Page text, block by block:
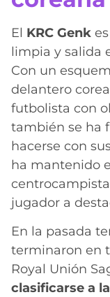
El KRC Genk
limpia y salida
Con un
delantero
futbolista con
también se ha
hacerse con
ha mantenido
centrocampista
jugador a
En la pasada
terminaron en
Royal Unión
clasificarse a